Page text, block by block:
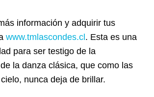
información y adquirir tus
www.tmlascondes.cl . Esta es una
para ser testigo de la
la danza clásica, que como las
nunca deja de brillar.